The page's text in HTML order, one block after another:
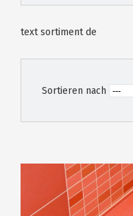
text sortiment de
Sortieren nach